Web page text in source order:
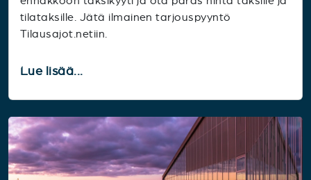
tilataksille. Jätä ilmainen tarjouspyyntö
Tilausajot.netiin.
Lue lisää...